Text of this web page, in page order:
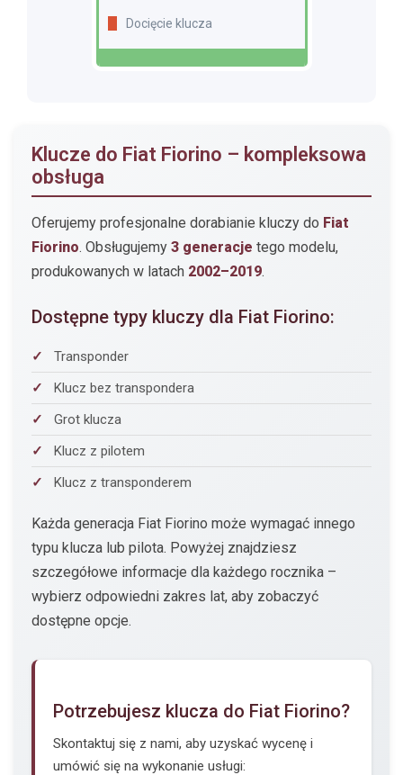
Docięcie klucza
Klucze do Fiat Fiorino – kompleksowa
obsługa
Oferujemy profesjonalne dorabianie kluczy do Fiat
Fiorino. Obsługujemy 3 generacje tego modelu,
produkowanych w latach 2002–2019.
Dostępne typy kluczy dla Fiat Fiorino:
Transponder
Klucz bez transpondera
Grot klucza
Klucz z pilotem
Klucz z transponderem
Każda generacja Fiat Fiorino może wymagać innego
typu klucza lub pilota. Powyżej znajdziesz
szczegółowe informacje dla każdego rocznika –
wybierz odpowiedni zakres lat, aby zobaczyć
dostępne opcje.
Potrzebujesz klucza do Fiat Fiorino?
Skontaktuj się z nami, aby uzyskać wycenę i
umówić się na wykonanie usługi: